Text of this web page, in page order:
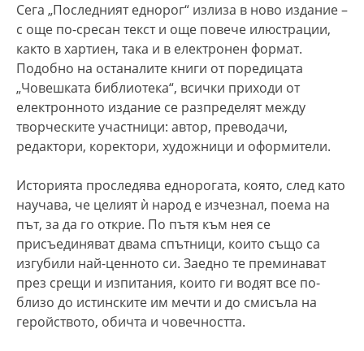
Сега „Последният еднорог“ излиза в ново издание –
с още по-сресан текст и още повече илюстрации,
както в хартиен, така и в електронен формат.
Подобно на останалите книги от поредицата
„Човешката библиотека“, всички приходи от
електронното издание се разпределят между
творческите участници: автор, преводачи,
редактори, коректори, художници и оформители.
Историята проследява еднорогата, която, след като
научава, че целият ѝ народ е изчезнал, поема на
път, за да го открие. По пътя към нея се
присъединяват двама спътници, които също са
изгубили най-ценното си. Заедно те преминават
през срещи и изпитания, които ги водят все по-
близо до истинските им мечти и до смисъла на
геройството, обичта и човечността.